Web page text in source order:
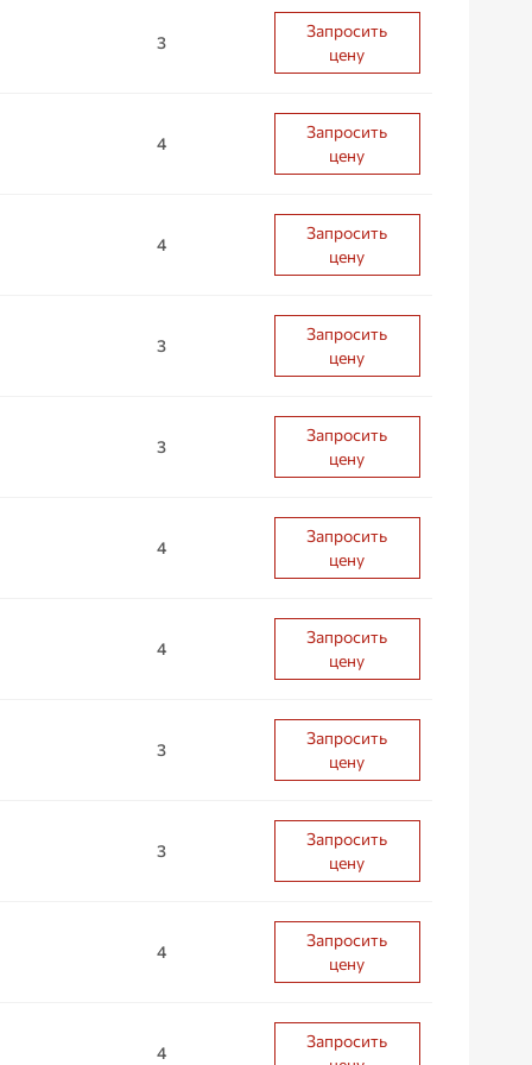
3
Запросить
цену
4
Запросить
цену
4
Запросить
цену
3
Запросить
цену
3
Запросить
цену
4
Запросить
цену
4
Запросить
цену
3
Запросить
цену
3
Запросить
цену
4
Запросить
цену
4
Запросить